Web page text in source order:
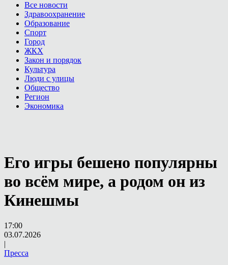
Все новости
Здравоохранение
Образование
Спорт
Город
ЖКХ
Закон и порядок
Культура
Люди с улицы
Общество
Регион
Экономика
Его игры бешено популярны
во всём мире, а родом он из
Кинешмы
17:00
03.07.2026
|
Пресса